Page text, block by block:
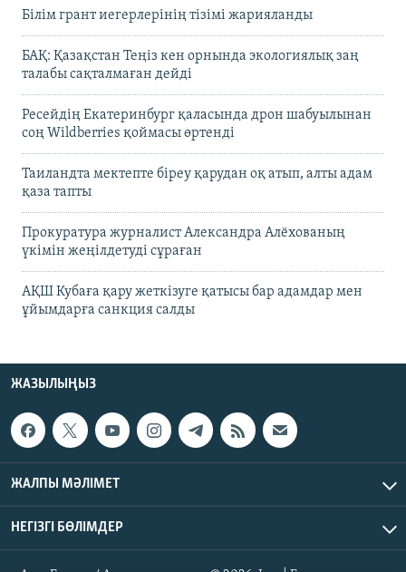
Білім грант иегерлерінің тізімі жарияланды
БАҚ: Қазақстан Теңіз кен орнында экологиялық заң
талабы сақталмаған дейді
Ресейдің Екатеринбург қаласында дрон шабуылынан
соң Wildberries қоймасы өртенді
Таиландта мектепте біреу қарудан оқ атып, алты адам
қаза тапты
Прокуратура журналист Александра Алёхованың
үкімін жеңілдетуді сұраған
АҚШ Кубаға қару жеткізуге қатысы бар адамдар мен
ұйымдарға санкция салды
ЖАЗЫЛЫҢЫЗ
ЖАЛПЫ МӘЛІМЕТ
НЕГІЗГІ БӨЛІМДЕР